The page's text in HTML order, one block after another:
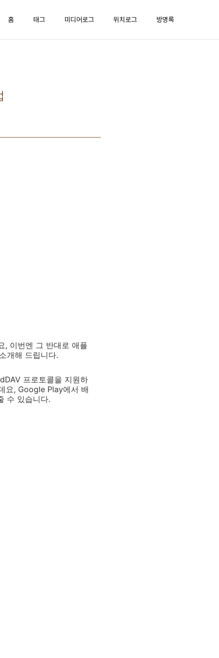
홈 태그 미디어로그 위치로그 방명록
, 이번엔 그 반대로 애플
개해 드립니다.
프로토콜을 지원하
요, Google Play에서 배
수 있습니다.